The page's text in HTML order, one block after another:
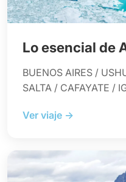
Lo esencial de
BUENOS AIRES /
SALTA / CAFAYATE /
Ver viaje →